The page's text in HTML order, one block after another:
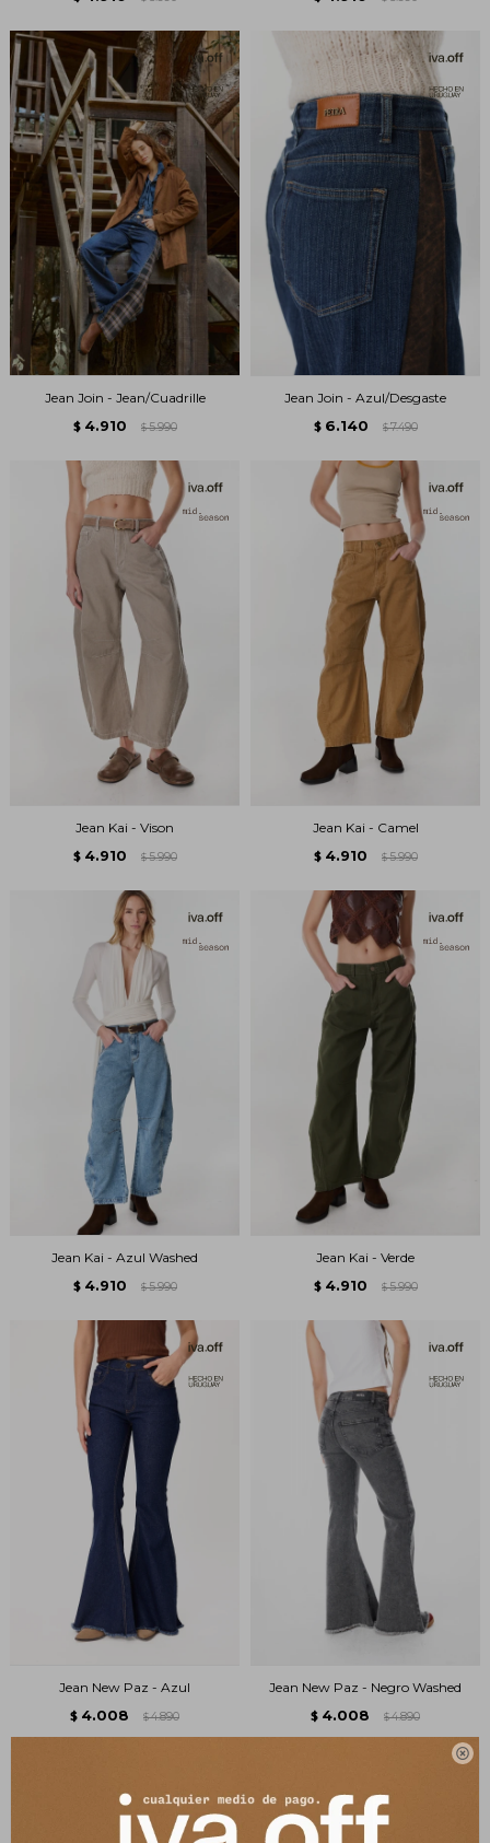

Jean Join - Jean/Cuadrille
$ 4.910 $ 5.990
Jean Join - Azul/Desgaste
$ 6.140 $ 7.490
Jean Kai - Vison
$ 4.910 $ 5.990
Jean Kai - Camel
$ 4.910 $ 5.990
Jean Kai - Azul Washed
$ 4.910 $ 5.990
Jean Kai - Verde
$ 4.910 $ 5.990
Jean New Paz - Azul
$ 4.008 $ 4.890
Jean New Paz - Negro Washed
$ 4.008 $ 4.890